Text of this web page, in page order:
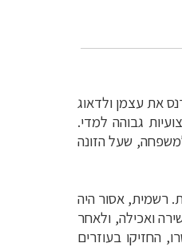
את עצמן ולדאוג
גבוהה למדי.
שעל הזונה
רשמית, אסור היה
ואכילה, ולאחר
החזיקו בעוזרים